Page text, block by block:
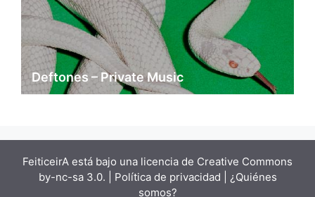
Deftones – Private Music
FeiticeirA está bajo una licencia de Creative Commons
by-nc-sa 3.0. | Política de privacidad | ¿Quiénes
somos?